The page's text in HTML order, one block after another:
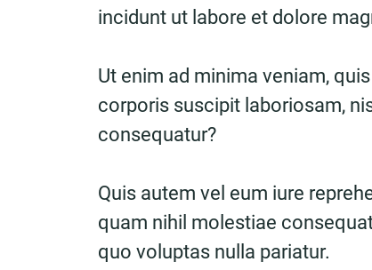
incidunt ut labore et dolore
Ut enim ad minima veniam,
corporis suscipit laboriosam,
consequatur?
Quis autem vel eum iure
quam nihil molestiae
quo voluptas nulla pariatur.